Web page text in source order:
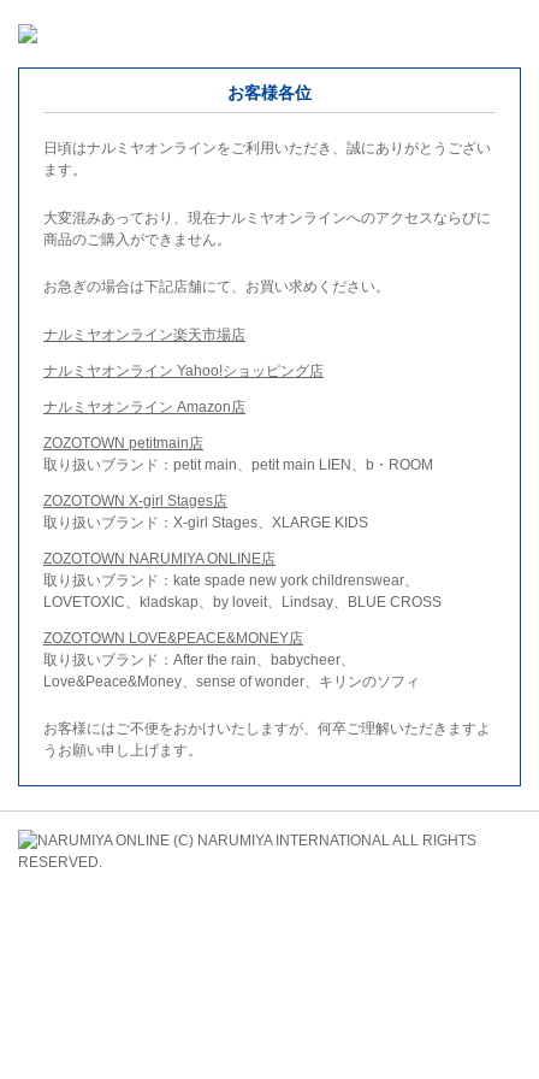
お客様各位
日頃はナルミヤオンラインをご利用いただき、誠にありがとうござい
ます。
大変混みあっており、現在ナルミヤオンラインへのアクセスならびに
商品のご購入ができません。
お急ぎの場合は下記店舗にて、お買い求めください。
ナルミヤオンライン楽天市場店
ナルミヤオンライン Yahoo!ショッピング店
ナルミヤオンライン Amazon店
ZOZOTOWN petitmain店
取り扱いブランド：petit main、petit main LIEN、b・ROOM
ZOZOTOWN X-girl Stages店
取り扱いブランド：X-girl Stages、XLARGE KIDS
ZOZOTOWN NARUMIYA ONLINE店
取り扱いブランド：kate spade new york childrenswear、
LOVETOXIC、kladskap、by loveit、Lindsay、BLUE CROSS
ZOZOTOWN LOVE&PEACE&MONEY店
取り扱いブランド：After the rain、babycheer、
Love&Peace&Money、sense of wonder、キリンのソフィ
お客様にはご不便をおかけいたしますが、何卒ご理解いただきますよ
うお願い申し上げます。